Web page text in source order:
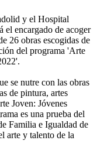
y el Hospital
encargado de acoger
26 obras escogidas de
del programa 'Arte
se nutre con las obras
de pintura, artes
Joven: Jóvenes
es una prueba del
Familia e Igualdad de
arte y talento de la